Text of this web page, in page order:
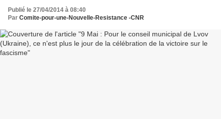
Publié le 27/04/2014 à 08:40
Par Comite-pour-une-Nouvelle-Resistance -CNR